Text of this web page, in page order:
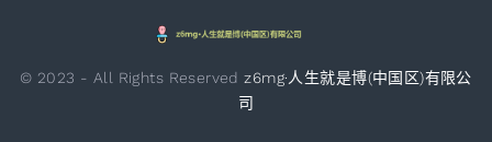
© 2023 - All Rights Reservedz6mg·人生就是博(中国区)有限公
司